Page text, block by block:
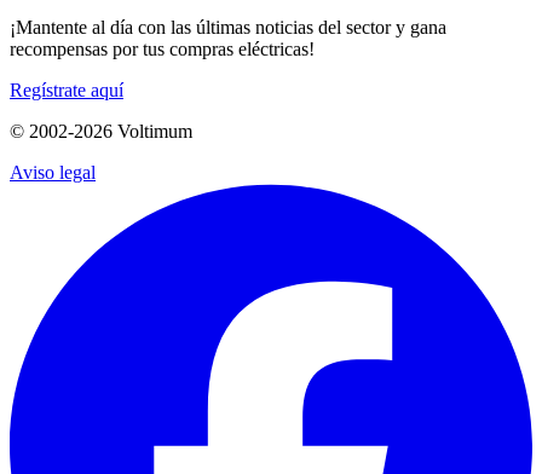
¡Mantente al día con las últimas noticias del sector y gana
recompensas por tus compras eléctricas!
Regístrate aquí
© 2002-2026 Voltimum
Aviso legal